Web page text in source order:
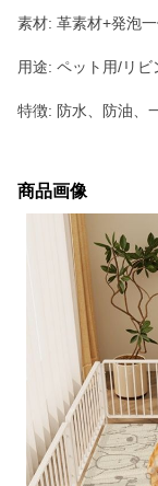
素材: 革素材+発泡
用途: ペット用/リビ
特徴: 防水、防油、
商品画像